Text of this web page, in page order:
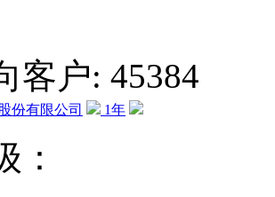
客户: 45384
份有限公司 1年
：